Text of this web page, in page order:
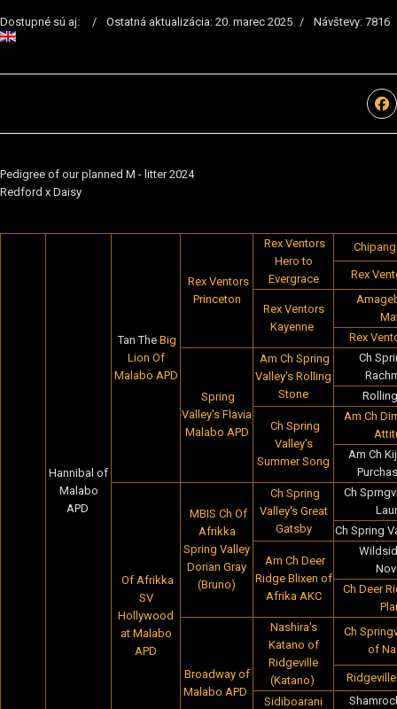
Dostupné sú aj: Ostatná aktualizácia: 20. marec 2025 Návštevy: 7816
Pedigree of our planned M - litter 2024
Redford x Daisy
Hannibal of
Malabo
APD
Tan The Big
Lion Of
Malabo APD
Rex Ventors
Princeton
Rex Ventors
Hero to
Evergrace
Rex
Rex Ventors
Kayenne
Rex
Spring
Valley's Flavia
Malabo APD
Am Ch Spring
Valley's Rolling
Stone
Ch
Ch Spring
Valley's
Summer Song
Am Ch
Am Ch
Of Afrikka
SV
Hollywood
at Malabo
APD
MBIS Ch Of
Afrikka
Spring Valley
Dorian Gray
(Bruno)
Ch Spring
Valley's Great
Gatsby
Ch
Ch Spring
Am Ch Deer
Ridge Blixen of
Afrika AKC
Ch Deer
Broadway of
Malabo APD
Nashira's
Katano of
Ridgeville
(Katano)
Ch
of
Sidiboarani